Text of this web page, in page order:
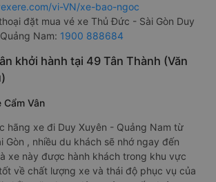
vi-VN/xe-bao-ngoc
đặt mua vé xe Thủ Đức - Sài Gòn Duy
Nam: 1900 888684
khởi hành tại 49 Tân Thành (Văn
Cẩm Vân
hãng xe đi Duy Xuyên - Quảng Nam từ
Gòn , nhiều du khách sẽ nhớ ngay đến
xe này được hành khách trong khu vực
về chất lượng xe và thái độ phục vụ của